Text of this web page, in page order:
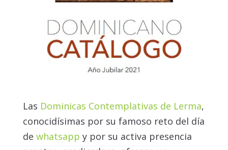
Las Dominicas Contemplativas de Lerma,
conocidísimas por su famoso reto del día
de whatsapp y por su activa presencia